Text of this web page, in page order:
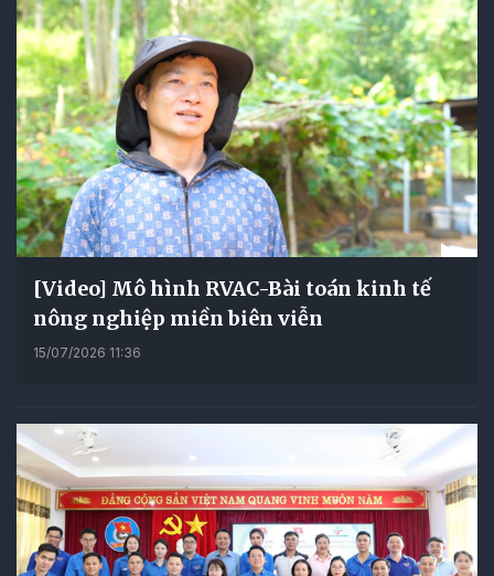
[Video] Mô hình RVAC-Bài toán kinh tế
nông nghiệp miền biên viễn
15/07/2026 11:36